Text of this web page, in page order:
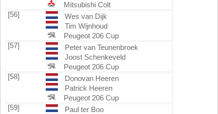
Mitsubishi Colt
[56]
Wes van Dijk
Tim Wijnhoud
Peugeot 206 Cup
[57]
Peter van Teunenbroek
Joost Schenkeveld
Peugeot 206 Cup
[58]
Donovan Heeren
Patrick Heeren
Peugeot 206 Cup
[59]
Paul ter Boo